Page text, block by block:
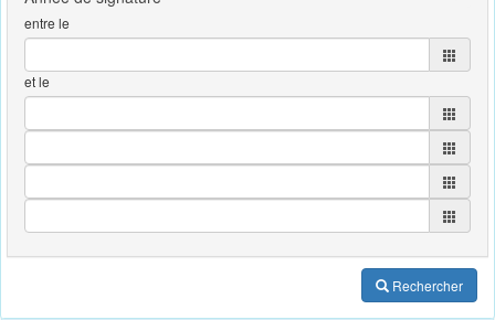
entre le
et le
Rechercher